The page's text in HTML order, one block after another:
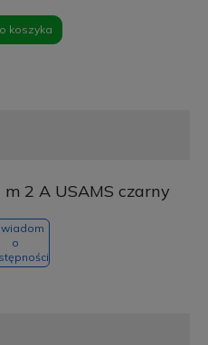
koszyka
2 A USAMS czarny
o